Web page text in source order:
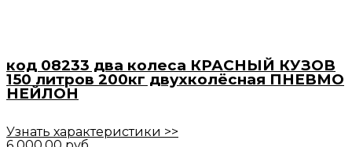
код 08233 два колеса КРАСНЫЙ КУЗОВ
150 литров 200кг двухколёсная ПНЕВМО
НЕЙЛОН
Узнать характеристики >>